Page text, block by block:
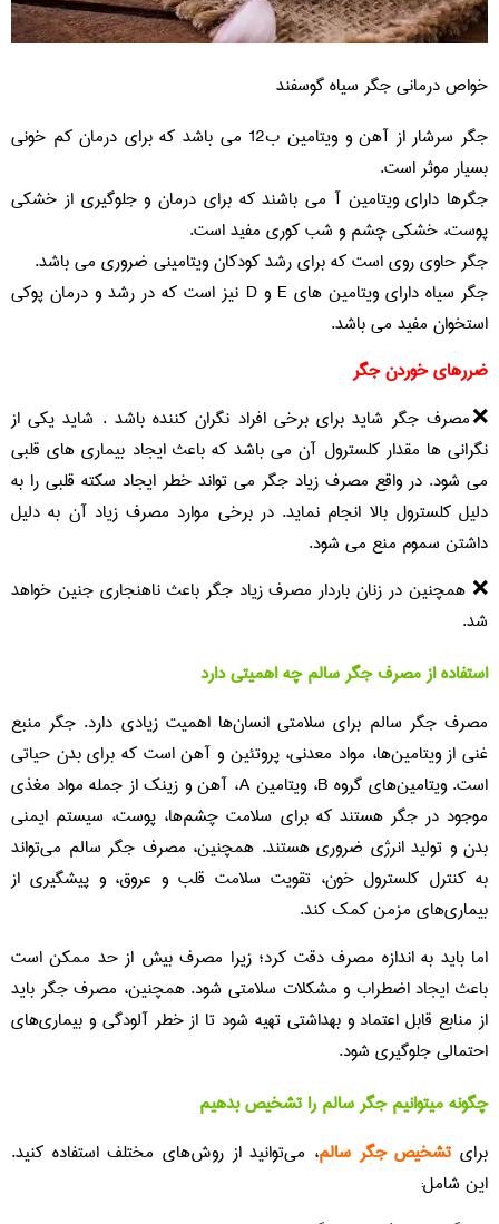
خواص درمانی جگر سیاه گوسفند
جگر سرشار از آهن و ویتامین ب12 می باشد که برای درمان کم خونی
بسیار موثر است.
جگرها دارای ویتامین آ می باشند که برای درمان و جلوگیری از خشکی
پوست، خشکی چشم و شب کوری مفید است.
جگر حاوی روی است که برای رشد کودکان ویتامینی ضروری می باشد.
جگر سیاه دارای ویتامین های E و D نیز است که در رشد و درمان پوکی
استخوان مفید می باشد.
ضررهای خوردن جگر
❌مصرف جگر شاید برای برخی افراد نگران کننده باشد . شاید یکی از
نگرانی ها مقدار کلسترول آن می باشد که باعث ایجاد بیماری های قلبی
می شود. در واقع مصرف زیاد جگر می تواند خطر ایجاد سکته قلبی را به
دلیل کلسترول بالا انجام نماید. در برخی موارد مصرف زیاد آن به دلیل
داشتن سموم منع می شود.
❌ همچنین در زنان باردار مصرف زیاد جگر باعث ناهنجاری جنین خواهد
شد.
استفاده از مصرف جگر سالم چه اهمیتی دارد
مصرف جگر سالم برای سلامتی انسان‌ها اهمیت زیادی دارد. جگر منبع
غنی از ویتامین‌ها، مواد معدنی، پروتئین و آهن است که برای بدن حیاتی
است. ویتامین‌های گروه B، ویتامین A، آهن و زینک از جمله مواد مغذی
موجود در جگر هستند که برای سلامت چشم‌ها، پوست، سیستم ایمنی
بدن و تولید انرژی ضروری هستند. همچنین، مصرف جگر سالم می‌تواند
به کنترل کلسترول خون، تقویت سلامت قلب و عروق، و پیشگیری از
بیماری‌های مزمن کمک کند.
اما باید به اندازه مصرف دقت کرد؛ زیرا مصرف بیش از حد ممکن است
باعث ایجاد اضطراب و مشکلات سلامتی شود. همچنین، مصرف جگر باید
از منابع قابل اعتماد و بهداشتی تهیه شود تا از خطر آلودگی و بیماری‌های
احتمالی جلوگیری شود.
چگونه میتوانیم جگر سالم را تشخیص بدهیم
برایتشخیص جگر سالم، می‌توانید از روش‌های مختلف استفاده کنید.
این شامل: